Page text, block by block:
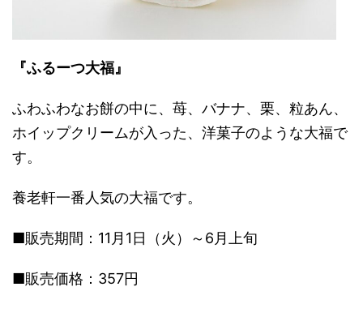
『ふるーつ大福』
ふわふわなお餅の中に、苺、バナナ、栗、粒あん、
ホイップクリームが入った、洋菓子のような大福で
す。
養老軒一番人気の大福です。
■販売期間：11月1日（火）～6月上旬
■販売価格：357円